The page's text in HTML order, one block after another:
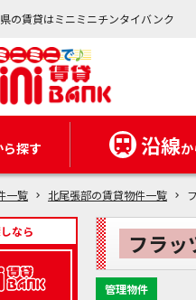
の賃貸はミニミニチンタイバンク
ら探す 沿線
一覧 北尾張部の賃貸物件一覧
なら フラ
管理物件